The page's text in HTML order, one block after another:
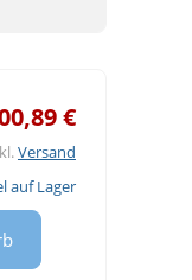
€
Versand
auf Lager